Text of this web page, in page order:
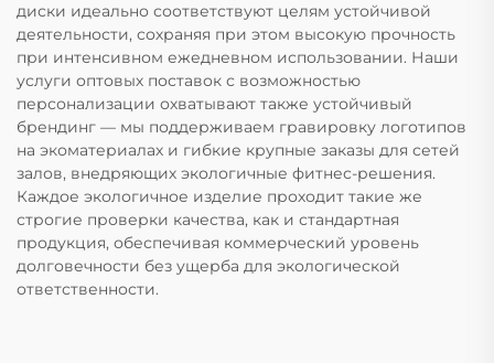
диски идеально соответствуют целям устойчивой
деятельности, сохраняя при этом высокую прочность
при интенсивном ежедневном использовании. Наши
услуги оптовых поставок с возможностью
персонализации охватывают также устойчивый
брендинг — мы поддерживаем гравировку логотипов
на экоматериалах и гибкие крупные заказы для сетей
залов, внедряющих экологичные фитнес-решения.
Каждое экологичное изделие проходит такие же
строгие проверки качества, как и стандартная
продукция, обеспечивая коммерческий уровень
долговечности без ущерба для экологической
ответственности.